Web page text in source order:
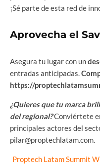
¡Sé parte de esta red de
Aprovecha el
Asegura tu lugar con un
entradas anticipadas.
https://
¿Quieres que tu marca
del regional?Conviértete
principales actores del
pilar@proptechlatam.com.
Proptech Latam Summit